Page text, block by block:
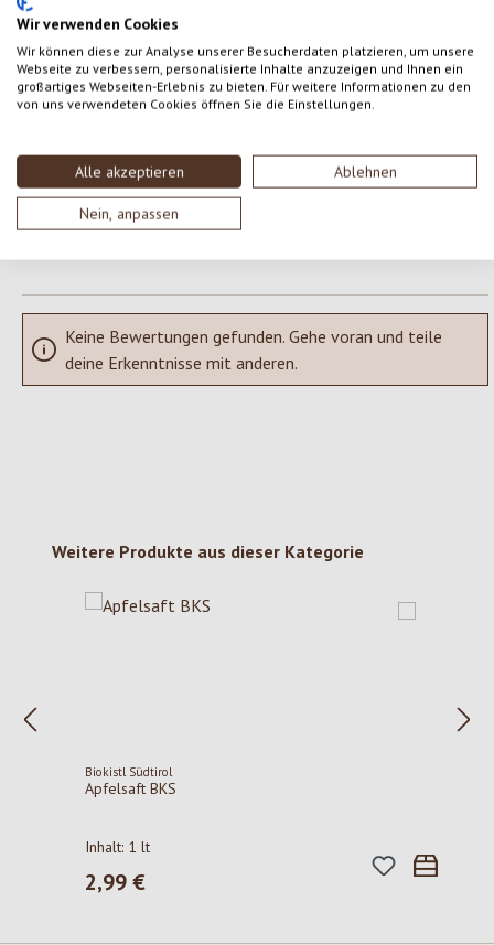
Wir verwenden Cookies
Wir können diese zur Analyse unserer Besucherdaten platzieren, um unsere
Webseite zu verbessern, personalisierte Inhalte anzuzeigen und Ihnen ein
großartiges Webseiten-Erlebnis zu bieten. Für weitere Informationen zu den
von uns verwendeten Cookies öffnen Sie die Einstellungen.
Alle akzeptieren Ablehnen
Nein, anpassen
0 von 0 Bewertungen
Durchschnittliche Bewertung von 0 von 5 Sternen
Gib eine Bewertung ab!
SCHREIBE EINE BEWERTUNG
Keine Bewertungen gefunden. Gehe voran und teile
deine Erkenntnisse mit anderen.
Produktgalerie überspringen
Weitere Produkte aus dieser Kategorie
Biokistl Südtirol
Apfelsaft BKS
Inhalt: 1 lt
Regulärer Preis:
2,99 €